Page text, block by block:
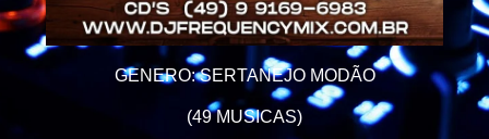
GENERO: SERTANEJO MODÃO
(49 MUSICAS)